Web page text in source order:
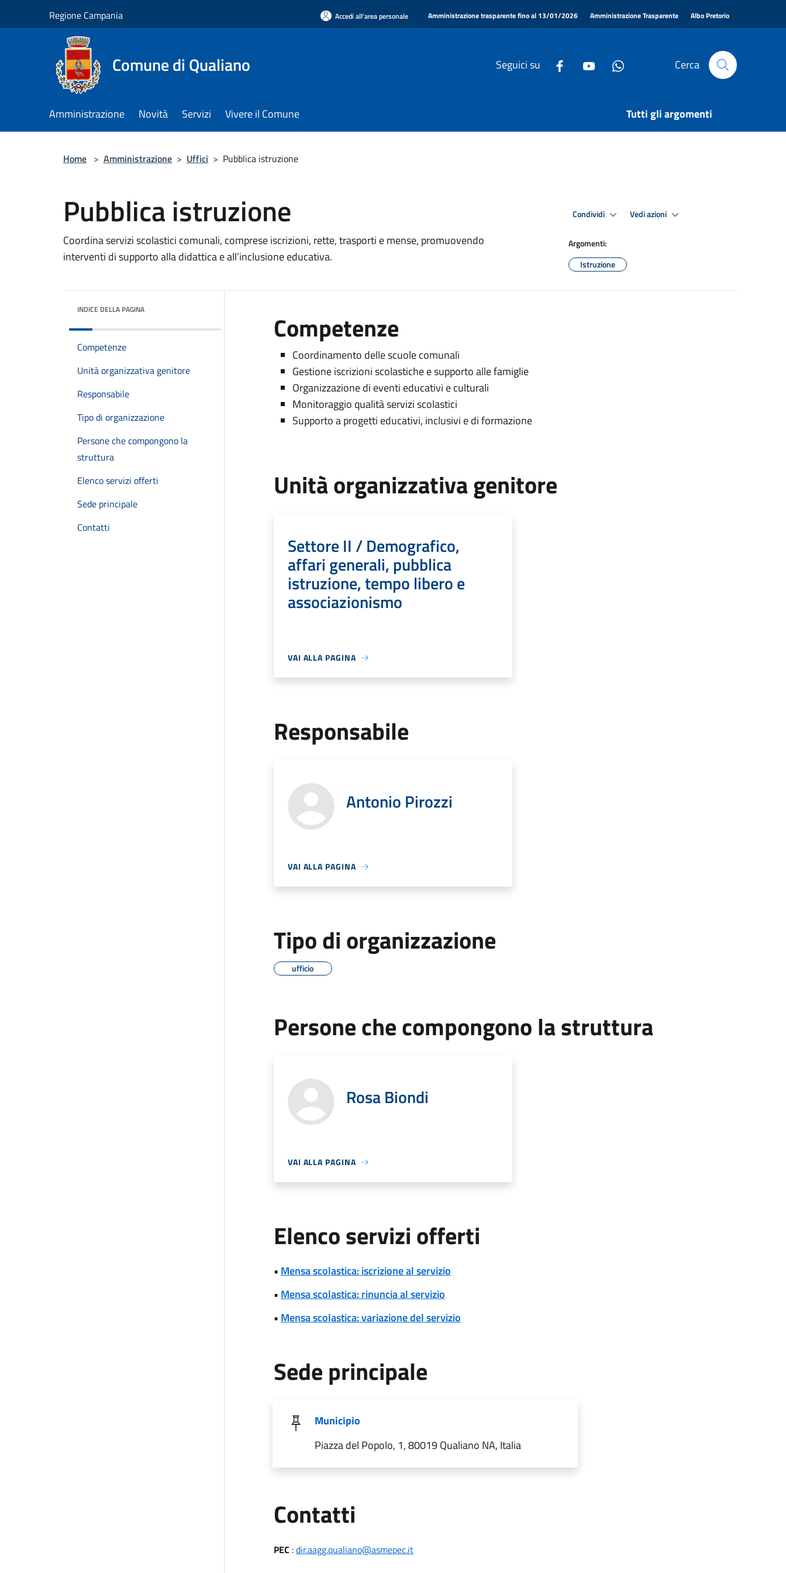
Regione Campania Accedi all'area personale Amministrazione trasparente fino al 13/01/2026 Amministrazione Trasparente Albo Pretorio
Comune di Qualiano Seguici su Cerca
Amministrazione Novità Servizi Vivere il Comune Tutti gli argomenti
Home > Amministrazione > Uffici > Pubblica istruzione
Pubblica istruzione
Coordina servizi scolastici comunali, comprese iscrizioni, rette, trasporti e mense, promuovendo
interventi di supporto alla didattica e all’inclusione educativa.
Condividi Vedi azioni
Argomenti:
Istruzione
INDICE DELLA PAGINA
Competenze
Unità organizzativa genitore
Responsabile
Tipo di organizzazione
Persone che compongono la
struttura
Elenco servizi offerti
Sede principale
Contatti
Competenze
Coordinamento delle scuole comunali
Gestione iscrizioni scolastiche e supporto alle famiglie
Organizzazione di eventi educativi e culturali
Monitoraggio qualità servizi scolastici
Supporto a progetti educativi, inclusivi e di formazione
Unità organizzativa genitore
Settore II / Demografico,
affari generali, pubblica
istruzione, tempo libero e
associazionismo
VAI ALLA PAGINA
Responsabile
Antonio Pirozzi
VAI ALLA PAGINA
Tipo di organizzazione
ufficio
Persone che compongono la struttura
Rosa Biondi
VAI ALLA PAGINA
Elenco servizi offerti
• Mensa scolastica: iscrizione al servizio
• Mensa scolastica: rinuncia al servizio
• Mensa scolastica: variazione del servizio
Sede principale
Municipio
Piazza del Popolo, 1, 80019 Qualiano NA, Italia
Contatti
PEC :dir.aagg.qualiano@asmepec.it